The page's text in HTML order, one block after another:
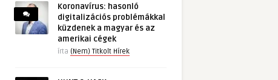
Koronavírus: hasonló
digitalizációs problémákkal
küzdenek a magyar és az
amerikai cégek
írta (Nem) Titkolt Hírek